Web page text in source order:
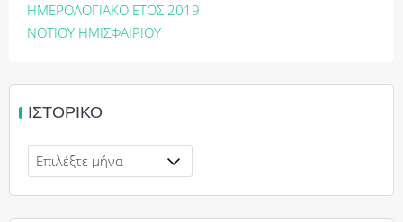
ΗΜΕΡΟΛΟΓΙΑΚΟ ΕΤΟΣ 2019
ΝΟΤΙΟΥ ΗΜΙΣΦΑΙΡΙΟΥ
ΙΣΤΟΡΙΚΌ
Ιστορικό